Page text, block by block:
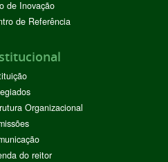
de Inovação
de Referência
Organizacional
do reitor